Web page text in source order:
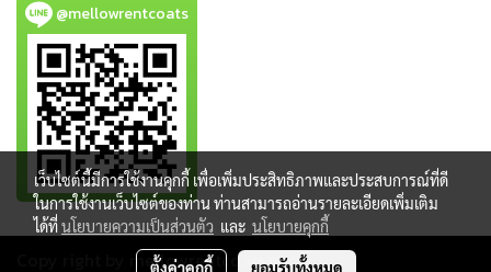
@mellowrentcoats
Copy right by mellowrentcoats.com
เว็บไซต์นี้มีการใช้งานคุกกี้ เพื่อเพิ่มประสิทธิภาพและประสบการณ์ที่ดี
ในการใช้งานเว็บไซต์ของท่าน ท่านสามารถอ่านรายละเอียดเพิ่มเติม
ได้ที่นโยบายความเป็นส่วนตัว และ นโยบายคุกกี้
ตั้งค่าคุกกี้ ยอมรับทั้งหมด